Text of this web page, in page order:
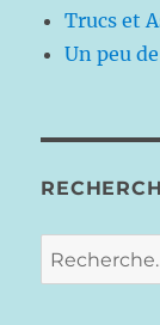
Trucs et
Un peu
Recherche
pour :